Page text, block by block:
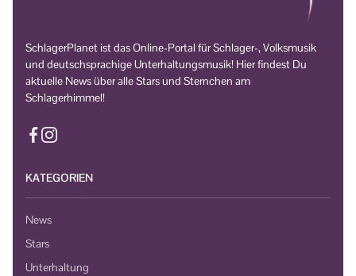
SchlagerPlanet ist das Online-Portal für Schlager-, Volksmusik
und deutschsprachige Unterhaltungsmusik! Hier findest Du
aktuelle News über alle Stars und Sternchen am
Schlagerhimmel!
KATEGORIEN
News
Stars
Unterhaltung